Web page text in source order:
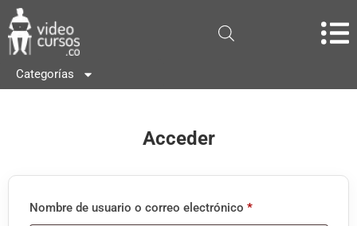
Categorías
Acceder
Nombre de usuario o correo electrónico *